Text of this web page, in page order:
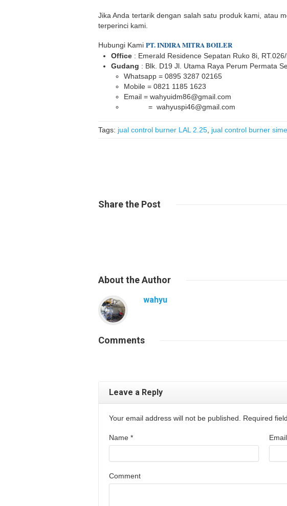
Jika Anda tertarik dengan salah satu produk kami, atau
terperinci kami.
Hubungi Kami PT.INDIRAMITRA BOILER
Office : Emerald Residence Sepatan Ruko 8i,
Gudang : Blk. D19 Jl. Utama Raya Perum Permata
Whatsapp = 0895 3287 02165
Mobile = 0821 1185 1623
Email = wahyuidm86@gmail.com
= wahyuspi46@gmail.com
Tags: jual control burner LAL 2.25, jual control burner
Sharethe Post
About the Author
wahyu
Comments
Leave a Reply
Your email address will not be published. Required
Name * Email
Comment